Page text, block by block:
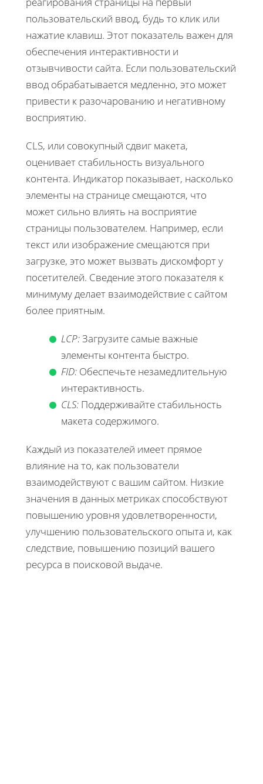
пользовательский ввод, будь то клик или
нажатие клавиш. Этот показатель важен для
обеспечения интерактивности и
отзывчивости сайта. Если пользовательский
ввод обрабатывается медленно, это может
привести к разочарованию и негативному
восприятию.
CLS, или совокупный сдвиг макета,
оценивает стабильность визуального
контента. Индикатор показывает, насколько
элементы на странице смещаются, что
может сильно влиять на восприятие
страницы пользователем. Например, если
текст или изображение смещаются при
загрузке, это может вызвать дискомфорт у
посетителей. Сведение этого показателя к
минимуму делает взаимодействие с сайтом
более приятным.
LCP:Загрузите самые важные
элементы контента быстро.
FID: Обеспечьте незамедлительную
интерактивность.
CLS: Поддерживайте стабильность
макета содержимого.
Каждый из показателей имеет прямое
влияние на то, как пользователи
взаимодействуют с вашим сайтом. Низкие
значения в данных метриках способствуют
повышению уровня удовлетворенности,
улучшению пользовательского опыта и, как
следствие, повышению позиций вашего
ресурса в поисковой выдаче.